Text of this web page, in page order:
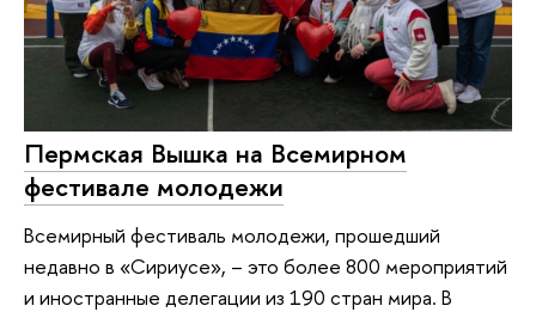
Пермская Вышка на Всемирном
фестивале молодежи
Всемирный фестиваль молодежи, прошедший
недавно в «Сириусе», – это более 800 мероприятий
и иностранные делегации из 190 стран мира. В